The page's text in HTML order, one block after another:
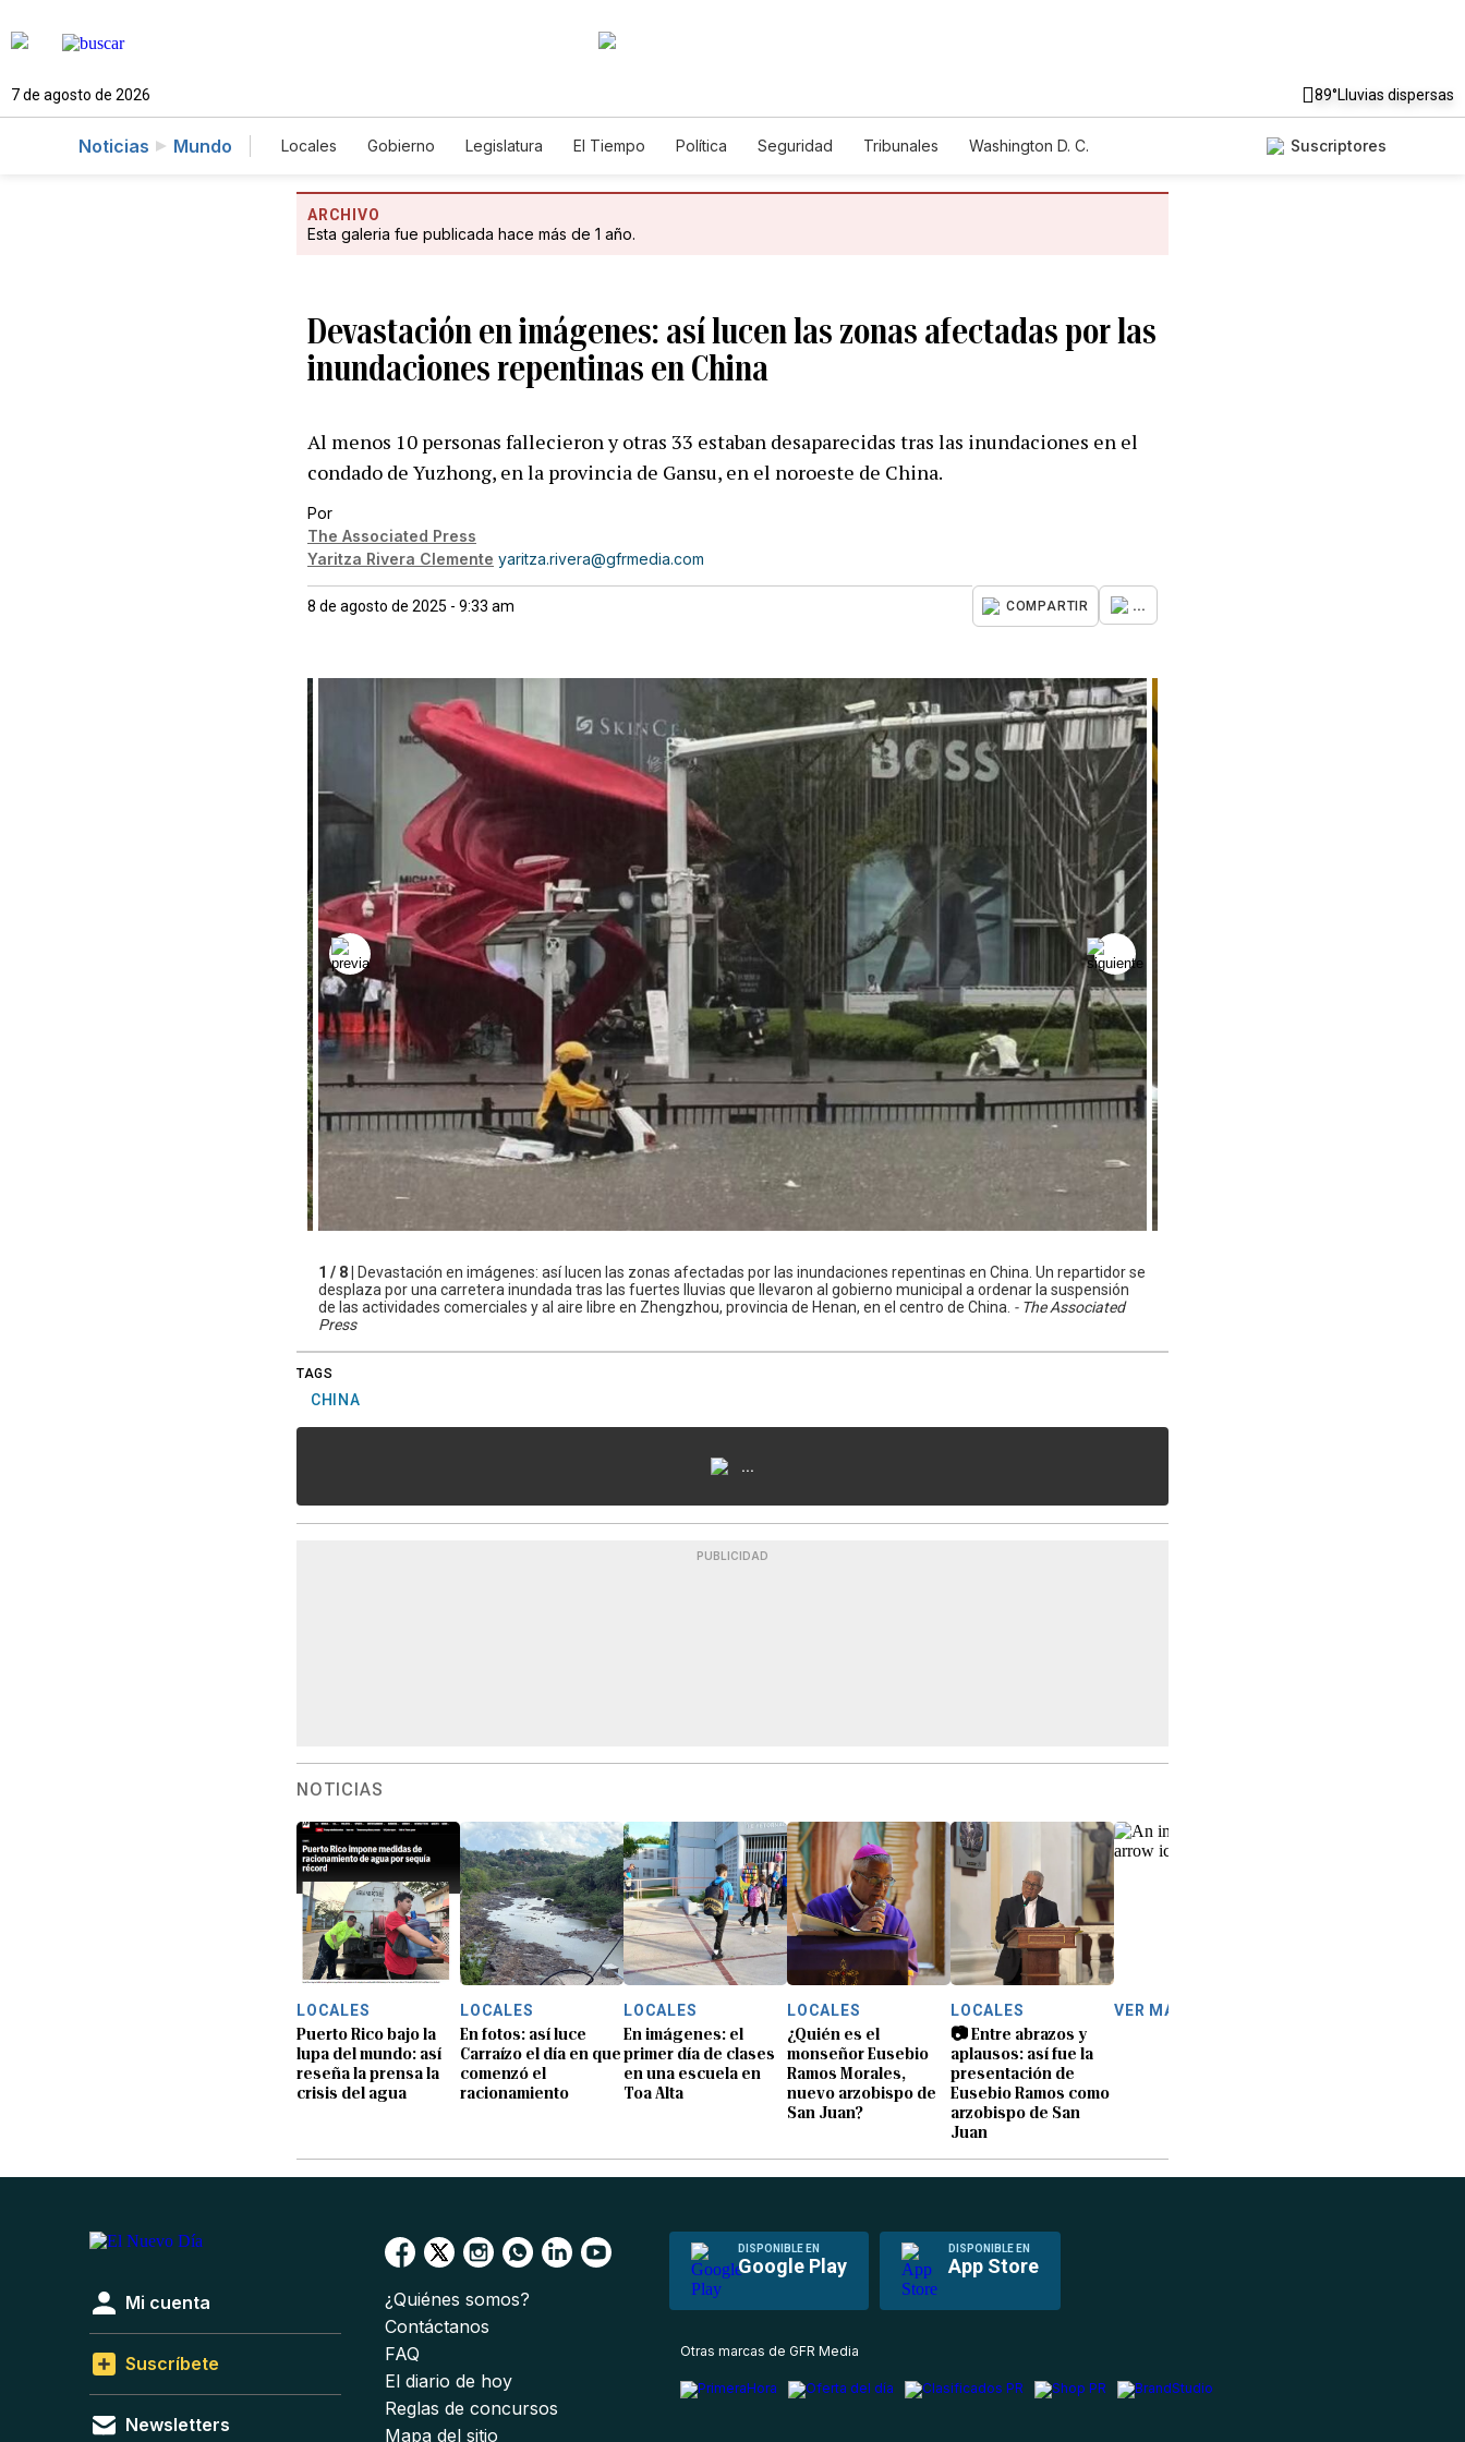
7 de agosto de 2026 89°Lluvias dispersas
Noticias Mundo Locales Gobierno Legislatura El Tiempo Política Seguridad Tribunales
Washington D. C.
Suscriptores
ARCHIVO
Esta galeria fue publicada hace más de 1 año.
Devastación en imágenes: así lucen las zonas afectadas por las
inundaciones repentinas en China
Al menos 10 personas fallecieron y otras 33 estaban desaparecidas tras las inundaciones en el
condado de Yuzhong, en la provincia de Gansu, en el noroeste de China.
Por
The Associated Press
Yaritza Rivera Clemente yaritza.rivera@gfrmedia.com
8 de agosto de 2025 - 9:33 am COMPARTIR ...
1 / 8 |
Devastación en imágenes: así lucen las zonas afectadas por las inundaciones repentinas en China. Un repartidor se
desplaza por una carretera inundada tras las fuertes lluvias que llevaron al gobierno municipal a ordenar la suspensión
de las actividades comerciales y al aire libre en Zhengzhou, provincia de Henan, en el centro de China. - The Associated
Press
TAGS
CHINA
...
PUBLICIDAD
NOTICIAS
LOCALES
Puerto Rico bajo la
lupa del mundo: así
reseña la prensa la
crisis del agua
LOCALES
En fotos: así luce
Carraízo el día en que
comenzó el
racionamiento
LOCALES
En imágenes: el
primer día de clases
en una escuela en
Toa Alta
LOCALES
¿Quién es el
monseñor Eusebio
Ramos Morales,
nuevo arzobispo de
San Juan?
LOCALES
📷 Entre abrazos y
aplausos: así fue la
presentación de
Eusebio Ramos como
arzobispo de San
Juan
VER MÁS
DISPONIBLE EN
Google Play
DISPONIBLE EN
App Store
Mi cuenta
Suscríbete
Newsletters
¿Quiénes somos?
Contáctanos
FAQ
El diario de hoy
Reglas de concursos
Mapa del sitio
Otras marcas de GFR Media